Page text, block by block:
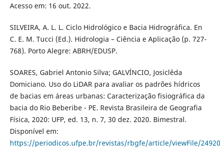
Acesso em: 16 out. 2022.
SILVEIRA, A. L. L. Ciclo Hidrológico e Bacia Hidrográfica. En
C. E. M. Tucci (Ed.). Hidrologia – Ciência e Aplicação (p. 727-
768). Porto Alegre: ABRH/EDUSP.
SOARES, Gabriel Antonio Silva; GALVÍNCIO, Josiclêda
Domiciano. Uso do LiDAR para avaliar os padrões hídricos
de bacias em áreas urbanas: Caracterização fisiográfica da
bacia do Rio Beberibe - PE. Revista Brasileira de Geografia
Física, 2020: UFP, ed. 13, n. 7, 30 dez. 2020. Bimestral.
Disponível em:
https://periodicos.ufpe.br/revistas/rbgfe/article/viewFile/